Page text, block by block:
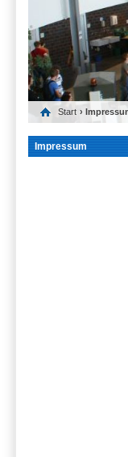
Start ›
Impressum